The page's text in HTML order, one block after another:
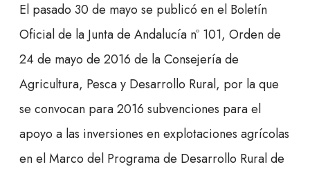
El pasado 30 de mayo se publicó en el Boletín
Oficial de la Junta de Andalucía nº 101, Orden de
24 de mayo de 2016 de la Consejería de
Agricultura, Pesca y Desarrollo Rural, por la que
se convocan para 2016 subvenciones para el
apoyo a las inversiones en explotaciones agrícolas
en el Marco del Programa de Desarrollo Rural de